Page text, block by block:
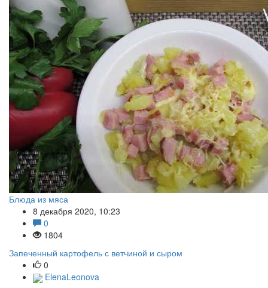
Блюда из мяса
8 декабря 2020, 10:23
0
1804
Запеченный картофель с ветчиной и сыром
0
ElenaLeonova